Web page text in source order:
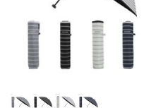
HIROKO KOSHINO
ヒロコ コシノ
LANVIN COLLECTION
ランバン コレクション
LANVIN en Bleu